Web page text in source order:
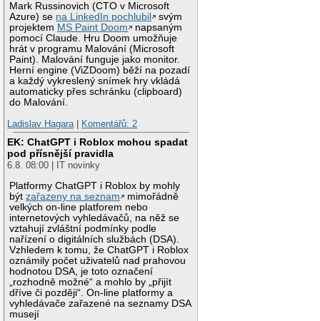
Mark Russinovich (CTO v Microsoft
Azure) se na LinkedIn pochlubil
svým
projektem MS Paint Doom
napsaným
pomocí Claude. Hru Doom umožňuje
hrát v programu Malování (Microsoft
Paint). Malování funguje jako monitor.
Herní engine (ViZDoom) běží na pozadí
a každý vykreslený snímek hry vkládá
automaticky přes schránku (clipboard)
do Malování.
Ladislav Hagara
Komentářů: 2
EK: ChatGPT i Roblox mohou spadat
pod přísnější pravidla
6.8. 08:00 | IT novinky
Platformy ChatGPT i Roblox by mohly
býtzařazeny na seznam
mimořádně
velkých on-line platforem nebo
internetových vyhledávačů, na něž se
vztahují zvláštní podmínky podle
nařízení o digitálních službách (DSA).
Vzhledem k tomu, že ChatGPT i Roblox
oznámily počet uživatelů nad prahovou
hodnotou DSA, je toto označení
„rozhodně možné“ a mohlo by „přijít
dříve či později“. On-line platformy a
vyhledávače zařazené na seznamy DSA
musejí